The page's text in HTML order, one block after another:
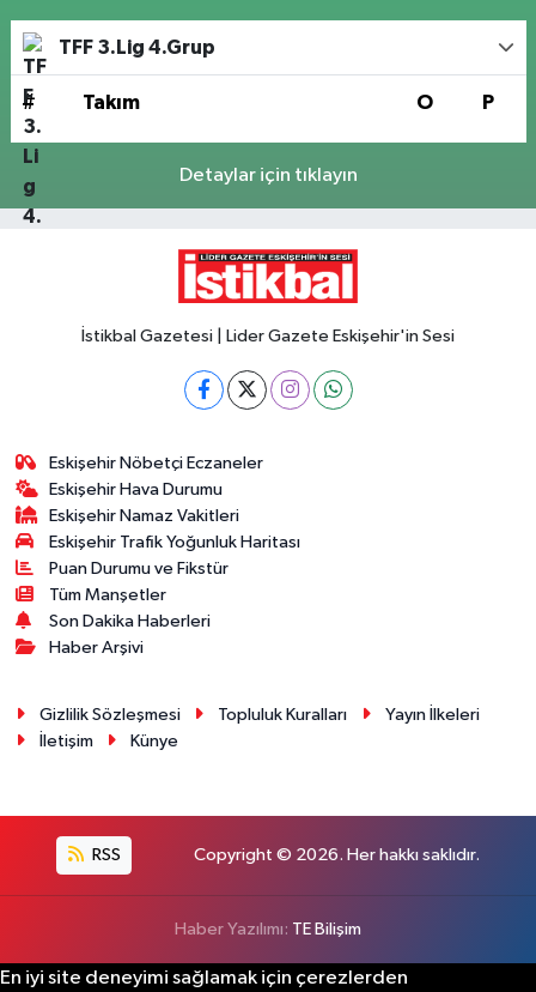
TFF 3.Lig 4.Grup
# Takım O P
Detaylar için tıklayın
İstikbal Gazetesi | Lider Gazete Eskişehir'in Sesi
Eskişehir Nöbetçi Eczaneler
Eskişehir Hava Durumu
Eskişehir Namaz Vakitleri
Eskişehir Trafik Yoğunluk Haritası
Puan Durumu ve Fikstür
Tüm Manşetler
Son Dakika Haberleri
Haber Arşivi
Gizlilik Sözleşmesi Topluluk Kuralları
Yayın İlkeleri
İletişim
Künye
RSS Copyright © 2026. Her hakkı saklıdır.
Haber Yazılımı: TE Bilişim
En iyi site deneyimi sağlamak için çerezlerden